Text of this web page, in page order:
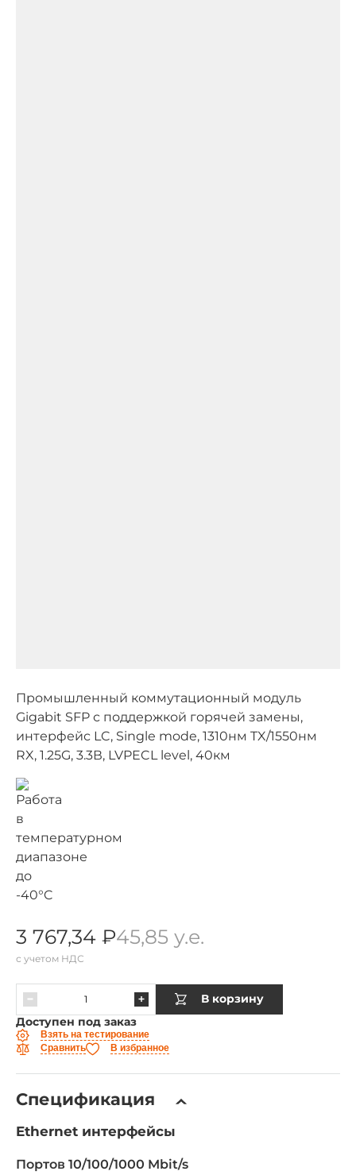
Промышленный коммутационный модуль
Gigabit SFP с поддержкой горячей замены,
интерфейс LC, Single mode, 1310нм TX/1550нм
RX, 1.25G, 3.3В, LVPECL level, 40км
3 767,34 ₽45,85 у.е.
с учетом НДС
В корзину
Доступен под заказ
Взять на тестирование
Сравнить
В избранное
Спецификация
Ethernet интерфейсы
Портов 10/100/1000 Mbit/s